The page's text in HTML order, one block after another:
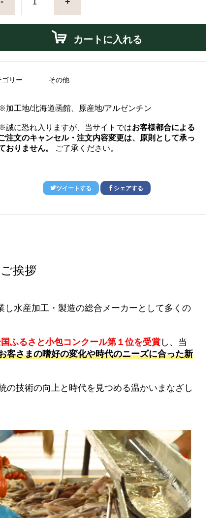
カートに入れる
ゴリー その他
加工地/北海道函館、原産地/アルゼンチン
誠に恐れ入りますが、当サイトではお客様都合による
注文のキャンセル・注文内容変更は、原則として承っ
おりません。 ご了承ください。
ツイートする シェアする
挨拶
水産加工・製造の総合メーカーとして多くの
ふるさと小包コンクール第１位を受賞 し、当
客さまの嗜好の変化や時代のニーズに合った新
の技術の向上と時代を見つめる温かいまなざし